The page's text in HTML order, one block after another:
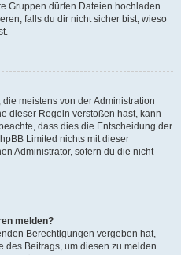
Gruppen dürfen Dateien hochladen.
falls du dir nicht sicher bist, wieso
meistens von der Administration
dieser Regeln verstoßen hast, kann
dass dies die Entscheidung der
Limited nichts mit dieser
Administrator, sofern du die nicht
melden?
Berechtigungen vergeben hat,
des Beitrags, um diesen zu melden.